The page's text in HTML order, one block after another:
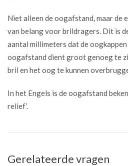
Niet alleen de oogafstand, maar de
van belang voor brildragers. Dit is
aantal millimeters dat de
oogafstand dient groot genoeg te
bril en het oog te kunnen
In het Engels is de oogafstand
relief’.
Gerelateerde vragen